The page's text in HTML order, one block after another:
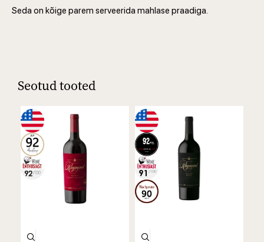
Seda on kõige parem serveerida mahlase praadiga.
Seotud tooted